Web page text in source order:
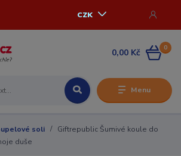
Menu
CZK
0
0,00 Kč
soli
Giftrepublic Šumivé koule do
duše